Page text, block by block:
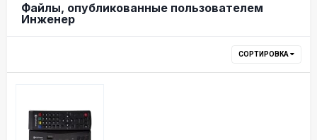
Файлы, опубликованные пользователем
Инженер
СОРТИРОВКА